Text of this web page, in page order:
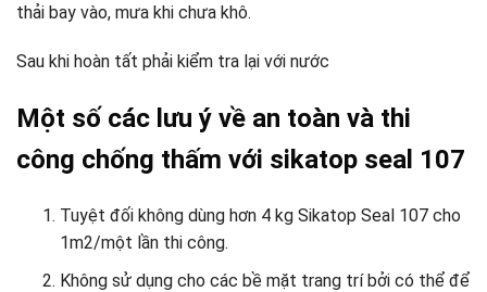
thải bay vào, mưa khi chưa khô.
Sau khi hoàn tất phải kiểm tra lại với nước
Một số các lưu ý về an toàn và thi
công chống thấm với sikatop seal 107
Tuyệt đối không dùng hơn 4 kg Sikatop Seal 107 cho
1m2/một lần thi công.
Không sử dụng cho các bề mặt trang trí bởi có thể để